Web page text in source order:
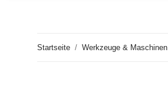
Startseite Werkzeuge & Maschinen